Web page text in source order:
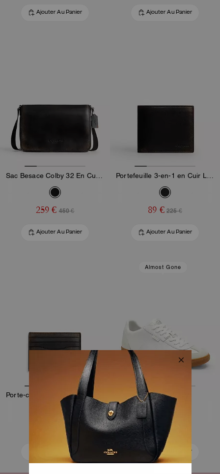
Ajouter Au Panier Ajouter Au Panier
259 € 450 €
Ajouter Au Panier
89 € 225 €
Ajouter Au Panier
Porte-cartes Slim En Cuir Loved
95 €
Ajouter Au Panier
Almost Gone
Sneaker Brady
295 €
Ajouter Au Panier